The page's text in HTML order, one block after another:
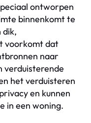
ontworpen
binnenkomt te
dik,
voorkomt dat
naar
verduisterende
het verduisteren
en kunnen
in een woning.